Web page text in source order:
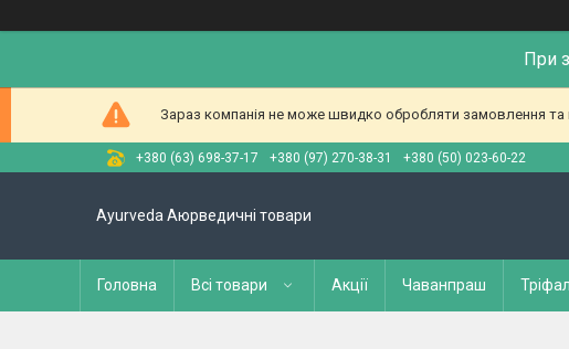
При
Зараз компанія не може швидко обробляти замовлення та
+380 (63) 698-37-17 +380 (97) 270-38-31 +380 (50) 023-60-22
Ayurveda Аюрведичні товари
Головна Всі товари Акції Чаванпраш